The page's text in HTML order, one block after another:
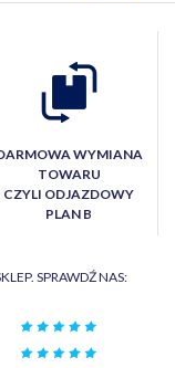
WYMIANA
TOWARU
CZYLI ODJAZDOWY
PLAN B
SPRAWDŹ NAS: